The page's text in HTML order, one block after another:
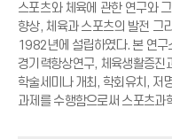
스포츠와 체육에 관한 연구와
향상, 체육과 스포츠의 발전 그
1982년에 설립하였다. 본 연
경기력항상연구, 체육생활증진
학술세미나 개최, 학회유치, 저
과제를 수행함으로써 스포츠과